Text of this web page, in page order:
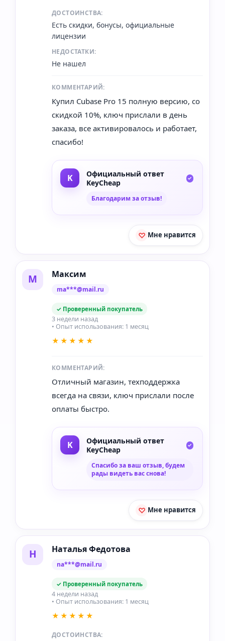
ДОСТОИНСТВА:
Есть скидки, бонусы, официальные
лицензии
НЕДОСТАТКИ:
Не нашел
КОММЕНТАРИЙ:
Купил Cubase Pro 15 полную версию, со
скидкой 10%, ключ прислали в день
заказа, все активировалось и работает,
спасибо!
Официальный ответ
KeyCheap
Благодарим за отзыв!
Мне нравится
М Максим
ma***@mail.ru
✓ Проверенный покупатель
3 недели назад
• Опыт использования: 1 месяц
★★★★★
КОММЕНТАРИЙ:
Отличный магазин, техподдержка
всегда на связи, ключ прислали после
оплаты быстро.
Официальный ответ
KeyCheap
Спасибо за ваш отзыв, будем
рады видеть вас снова!
Мне нравится
Н Наталья Федотова
na***@mail.ru
✓ Проверенный покупатель
4 недели назад
• Опыт использования: 1 месяц
★★★★★
ДОСТОИНСТВА: